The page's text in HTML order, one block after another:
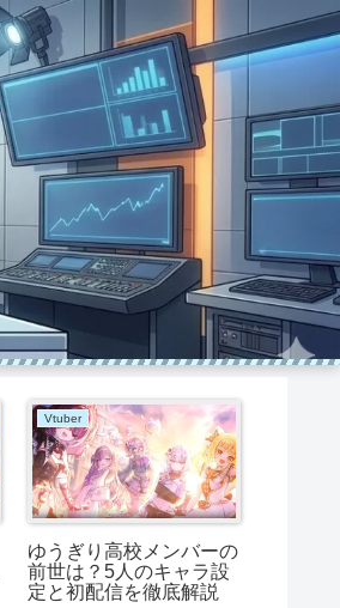
Vtuber
ゆうぎり高校メンバーの
前世は？5人のキャラ設
定と初配信を徹底解説